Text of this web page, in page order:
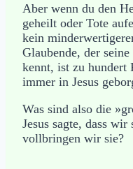
Aber wenn du den
geheilt oder Tote
kein
Glaubende, der
kennt, ist zu hundert
immer in Jesus
Was sind also die
Jesus sagte, dass
vollbringen wir sie?